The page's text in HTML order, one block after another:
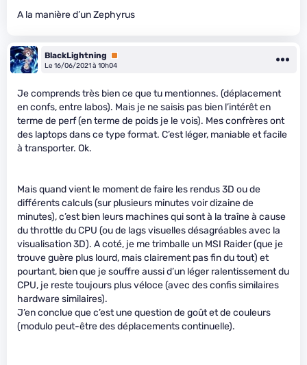
A la manière d’un Zephyrus
BlackLightning
Premium
Le 16/06/2021 à 10h04
Je comprends très bien ce que tu mentionnes. (déplacement
en confs, entre labos). Mais je ne saisis pas bien l’intérêt en
terme de perf (en terme de poids je le vois). Mes confrères ont
des laptops dans ce type format. C’est léger, maniable et facile
à transporter. Ok.
Mais quand vient le moment de faire les rendus 3D ou de
différents calculs (sur plusieurs minutes voir dizaine de
minutes), c’est bien leurs machines qui sont à la traîne à cause
du throttle du CPU (ou de lags visuelles désagréables avec la
visualisation 3D). A coté, je me trimballe un MSI Raider (que je
trouve guère plus lourd, mais clairement pas fin du tout) et
pourtant, bien que je souffre aussi d’un léger ralentissement du
CPU, je reste toujours plus véloce (avec des confis similaires
hardware similaires).
J’en conclue que c’est une question de goût et de couleurs
(modulo peut-être des déplacements continuelle).